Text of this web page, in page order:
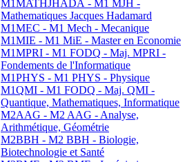
M1MATHJHADA - M1 MJH -
Mathematiques Jacques Hadamard
M1MEC - M1 Mech - Mecanique
M1MIE - M1 MiE - Master en Economie
M1MPRI - M1 FODQ - Maj. MPRI -
Fondements de l'Informatique
M1PHYS - M1 PHYS - Physique
M1QMI - M1 FODQ - Maj. QMI -
Quantique, Mathematiques, Informatique
M2AAG - M2 AAG - Analyse,
Arithmétique, Géométrie
M2BBH - M2 BBH - Biologie,
Biotechnologie et Santé